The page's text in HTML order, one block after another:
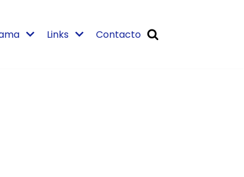
Links Contacto